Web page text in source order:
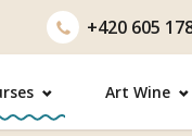
+420 605
Art Wine